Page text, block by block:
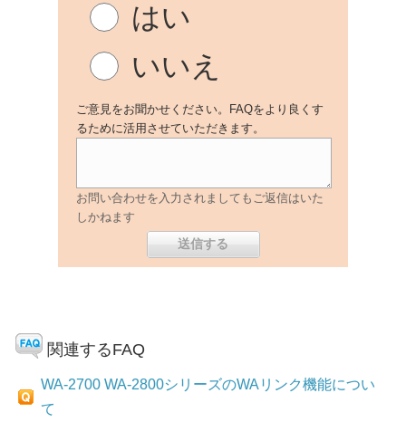
はい
いいえ
ご意見をお聞かせください。FAQをより良くす
るために活用させていただきます。
お問い合わせを入力されましてもご返信はいた
しかねます
関連するFAQ
WA-2700 WA-2800シリーズのWAリンク機能につい
て